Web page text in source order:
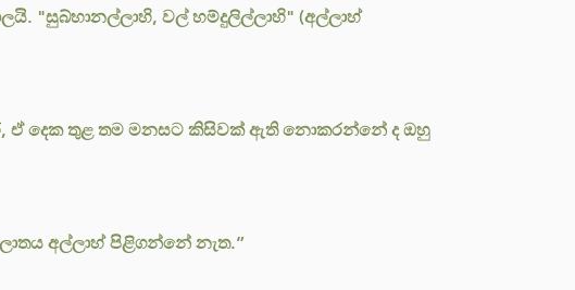
"සුබ්හානල්ලාහි, වල් හම්දුලිල්ලාහි" (අල්ලාහ්
ඒ දෙක තුළ තම මනසට කිසිවක් ඇති නොකරන්නේ ද ඔහු
අල්ලාහ් පිළිගන්නේ නැත.”